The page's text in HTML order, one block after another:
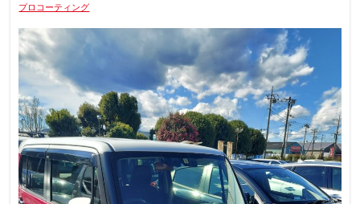
プロコーティング